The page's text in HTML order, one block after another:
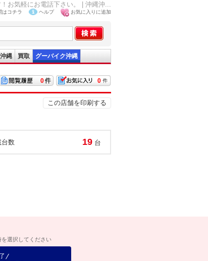
お気軽にお電話下さい。 | 沖縄沖...
はコチラ ヘルプ お気に入りに追加
縄 買取 グーバイク沖縄
0
0
この店舗を印刷する
台数 19 台
選択してください